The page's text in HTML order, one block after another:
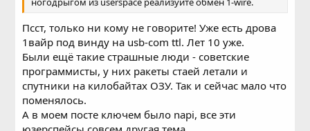
Псст, только ни кому не говорите! Уже есть дрова
1вайр под винду на usb-com ttl. Лет 10 уже.
Были ещё такие страшные люди - советские
программисты, у них ракеты стаей летали и
спутники на килобайтах ОЗУ. Так и сейчас мало что
поменялось.
А в моем посте ключем было napi, все эти